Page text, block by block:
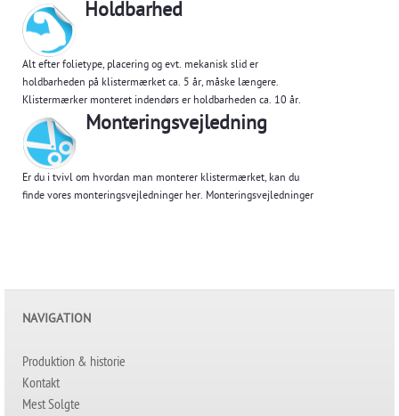
Holdbarhed
Alt efter folietype, placering og evt. mekanisk slid er
holdbarheden på klistermærket ca. 5 år, måske længere.
Klistermærker monteret indendørs er holdbarheden ca. 10 år.
Monteringsvejledning
Er du i tvivl om hvordan man monterer klistermærket, kan du
finde vores monteringsvejledninger her. Monteringsvejledninger
NAVIGATION
Produktion & historie
Kontakt
Mest Solgte